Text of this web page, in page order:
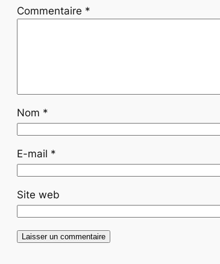
Commentaire *
Nom *
E-mail *
Site web